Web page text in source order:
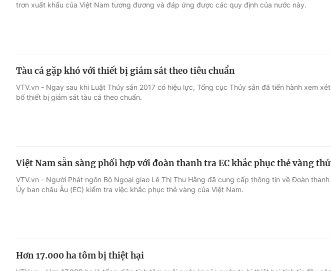
trơn xuất khẩu của Việt Nam tương đương và đáp ứng được các quy định của nước này.
Tàu cá gặp khó với thiết bị giám sát theo tiêu chuẩn
VTV.vn - Ngay sau khi Luật Thủy sản 2017 có hiệu lực, Tổng cục Thủy sản đã tiến hành xem
bố thiết bị giám sát tàu cá theo chuẩn.
Việt Nam sẵn sàng phối hợp với đoàn thanh tra EC khắc phục thẻ vàng
VTV.vn - Người Phát ngôn Bộ Ngoại giao Lê Thị Thu Hằng đã cung cấp thông tin về Đoàn
Ủy ban châu Âu (EC) kiểm tra việc khắc phục thẻ vàng của Việt Nam.
Hơn 17.000 ha tôm bị thiệt hại